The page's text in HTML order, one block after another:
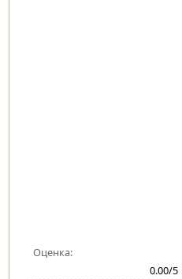
Оценка:
0.00/5